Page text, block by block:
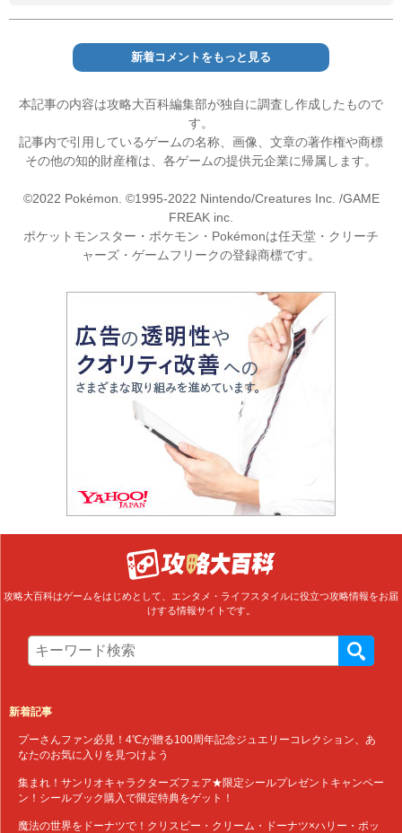
新着コメントをもっと見る
本記事の内容は攻略大百科編集部が独自に調査し作成したもので
す。
記事内で引用しているゲームの名称、画像、文章の著作権や商標
その他の知的財産権は、各ゲームの提供元企業に帰属します。
©2022 Pokémon. ©1995-2022 Nintendo/Creatures Inc. /GAME
FREAK inc.
ポケットモンスター・ポケモン・Pokémonは任天堂・クリーチ
ャーズ・ゲームフリークの登録商標です。
攻略大百科はゲームをはじめとして、エンタメ・ライフスタイルに役立つ攻略情報をお届
けする情報サイトです。
新着記事
プーさんファン必見！4℃が贈る100周年記念ジュエリーコレクション、あ
なたのお気に入りを見つけよう
集まれ！サンリオキャラクターズフェア★限定シールプレゼントキャンペー
ン！シールブック購入で限定特典をゲット！
魔法の世界をドーナツで！クリスピー・クリーム・ドーナツ×ハリー・ポッ